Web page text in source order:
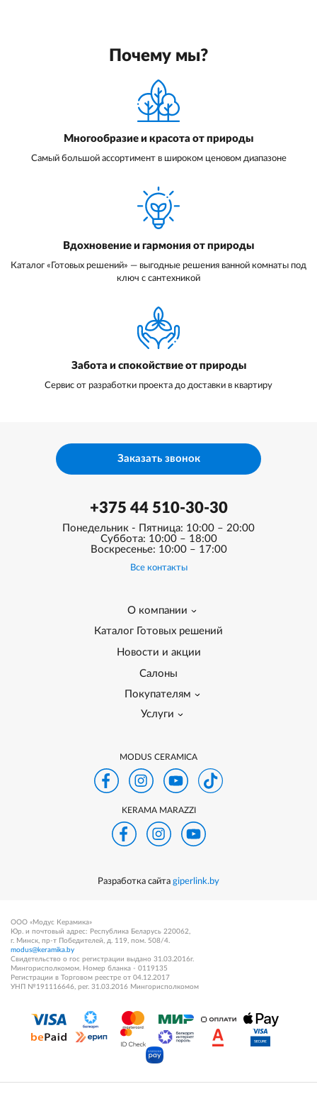
Почему мы?
Многообразие и красота от природы
Самый большой ассортимент в широком ценовом диапазоне
Вдохновение и гармония от природы
Каталог «Готовых решений» — выгодные решения ванной комнаты под
ключ с сантехникой
Забота и спокойствие от природы
Сервис от разработки проекта до доставки в квартиру
+375 44 510-30-30
Понедельник - Пятница: 10:00 – 20:00
Суббота: 10:00 – 18:00
Воскресенье: 10:00 – 17:00
Все контакты
О компании
Каталог Готовых решений
Новости и акции
Салоны
Покупателям
Услуги
Заказать звонок
MODUS CERAMICA
KERAMA MARAZZI
Разработка сайта giperlink.by
ООО «Модус Керамика»
Юр. и почтовый адрес: Республика Беларусь 220062,
г. Минск, пр-т Победителей, д. 119, пом. 508/4.
modus@keramika.by
Свидетельство о гос регистрации выдано 31.03.2016г.
Мингорисполкомом. Номер бланка - 0119135
Регистрации в Торговом реестре от 04.12.2017
УНП №191116646, рег. 31.03.2016 Мингорисполкомом